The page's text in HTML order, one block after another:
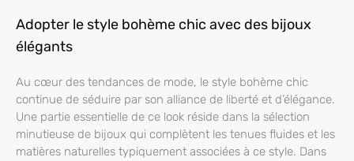
Adopter le style bohème chic avec des bijoux
élégants
Au cœur des tendances de mode, le style bohème chic
continue de séduire par son alliance de liberté et d’élégance.
Une partie essentielle de ce look réside dans la sélection
minutieuse de bijoux qui complètent les tenues fluides et les
matières naturelles typiquement associées à ce style. Dans